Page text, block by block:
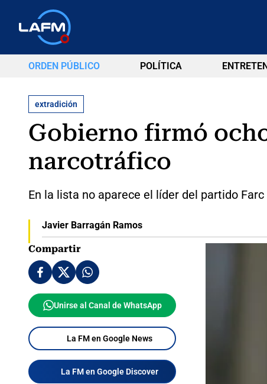
ORDEN PÚBLICO POLÍTICA
extradición
Gobierno firmó
narcotráfico
En la lista no aparece el líder del partido
Javier Barragán Ramos
Compartir
Unirse al Canal de WhatsApp
La FM en Google News
La FM en Google Discover